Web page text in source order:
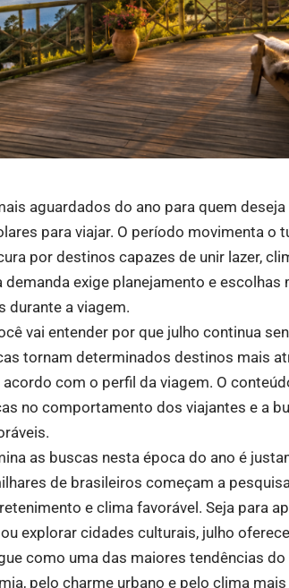
aguardados do ano para quem
para viajar. O período movimenta o
por destinos capazes de unir lazer,
exige planejamento e
durante a viagem.
vai entender por que julho continua
tornam determinados destinos mais
com o perfil da viagem. O
no comportamento dos viajantes e a
as buscas nesta época do ano é
de brasileiros começam a
e clima favorável. Seja para
explorar cidades culturais, julho
como uma das maiores tendências
pelo charme urbano e pelo clima